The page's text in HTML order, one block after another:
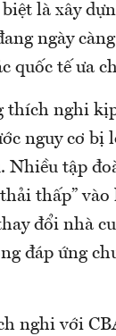
là xây
ngày
quốc tế ưa
thích nghi
nguy cơ bị
Nhiều tập
thấp”
đổi nhà
đáp ứng
nghi với